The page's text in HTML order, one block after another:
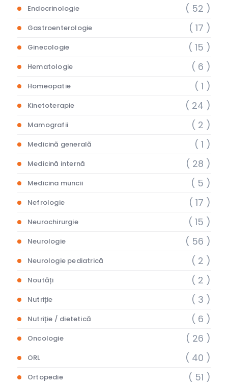
Endocrinologie ( 52 )
Gastroenterologie ( 17 )
Ginecologie ( 15 )
Hematologie ( 6 )
Homeopatie ( 1 )
Kinetoterapie ( 24 )
Mamografii ( 2 )
Medicină generală ( 1 )
Medicină internă ( 28 )
Medicina muncii ( 5 )
Nefrologie ( 17 )
Neurochirurgie ( 15 )
Neurologie ( 56 )
Neurologie pediatrică ( 2 )
Noutăți ( 2 )
Nutriție ( 3 )
Nutriție / dietetică ( 6 )
Oncologie ( 26 )
ORL ( 40 )
Ortopedie ( 51 )